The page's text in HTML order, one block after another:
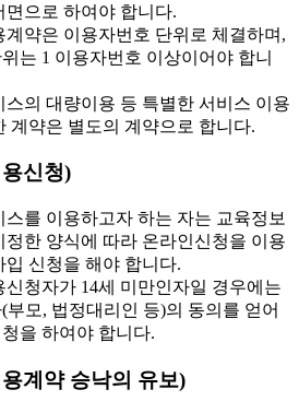
면으로 하여야 합니다.
약은 이용자번호 단위로 체결하며,
는 1 이용자번호 이상이어야 합니
의 대량이용 등 특별한 서비스 이용
계약은 별도의 계약으로 합니다.
신청)
를 이용하고자 하는 자는 교육정보
정한 양식에 따라 온라인신청을 이용
입 신청을 해야 합니다.
청자가 14세 미만인자일 경우에는
부모, 법정대리인 등)의 동의를 얻어
을 하여야 합니다.
계약 승낙의 유보)